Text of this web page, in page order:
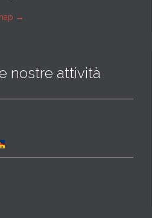
→
nostre attività